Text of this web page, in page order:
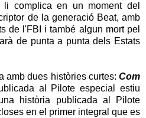
complica en un moment del
de la generació Beat, amb
de l'FBI i també algun mort pel
de punta a punta dels Estats
amb dues històries curtes: Com
al Pilote especial estiu
història publicada al Pilote
en el primer integral que es